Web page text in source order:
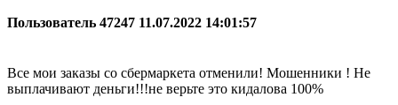
Пользователь 47247 11.07.2022 14:01:57
Все мои заказы со сбермаркета отменили! Мошенники ! Не
выплачивают деньги!!!не верьте это кидалова 100%